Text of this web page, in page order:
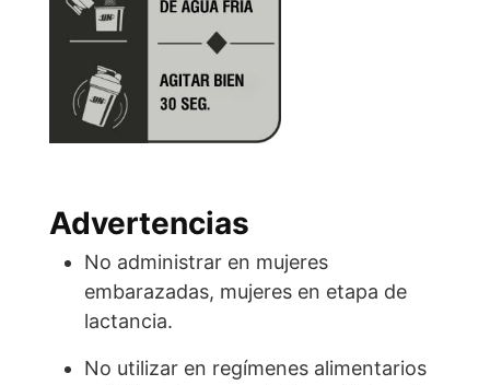
Advertencias
No administrar en mujeres
embarazadas, mujeres en etapa de
lactancia.
No utilizar en regímenes alimentarios